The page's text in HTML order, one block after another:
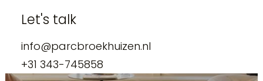
Let's talk
info@parcbroekhuizen.nl
+31 343-745858